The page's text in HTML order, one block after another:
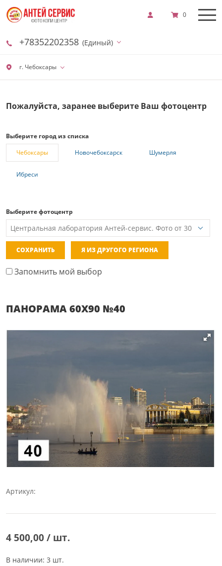
г. Чебоксары
+78352202358 (Единый)
0
Пожалуйста, заранее выберите Ваш фотоцентр
Выберите город из списка
Чебоксары
Новочебоксарск Шумерля
Ибреси
Выберите фотоцентр
СОХРАНИТЬ Я ИЗ ДРУГОГО РЕГИОНА
Запомнить мой выбор
ПАНОРАМА 60Х90 №40
Артикул:
4 500,00 / шт.
В наличии: 3 шт.